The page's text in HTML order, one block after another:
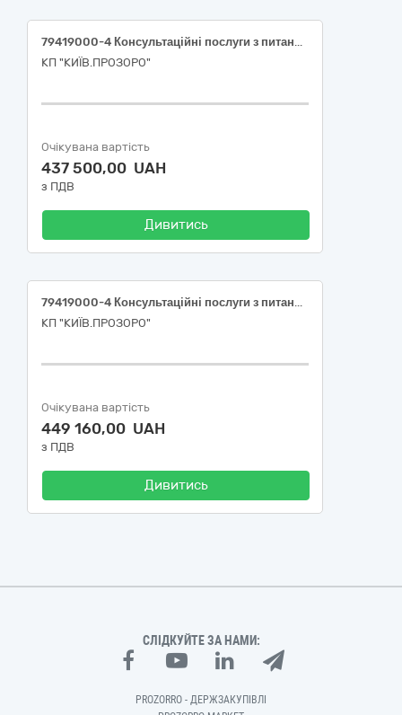
79419000-4 Консультаційні послуги з питань оцінювання (Послуги з визначення незалежної ринкової вартості окремих елементів благоустрою комунальної власності
КП "КИЇВ.ПРОЗОРО"
Очікувана вартість
437 500,00 UAH
з ПДВ
Дивитись
79419000-4 Консультаційні послуги з питань оцінювання (Послуги з визначення незалежної ринкової вартості окремих елементів благоустрою комунальної власності
КП "КИЇВ.ПРОЗОРО"
Очікувана вартість
449 160,00 UAH
з ПДВ
Дивитись
СЛІДКУЙТЕ ЗА НАМИ:
PROZORRO - ДЕРЖЗАКУПІВЛІ